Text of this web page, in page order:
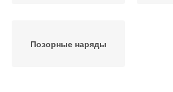
Позорные наряды